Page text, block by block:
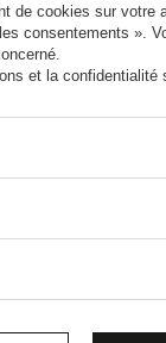
2026
de cookies sur
consentements ».
et la confidentialité